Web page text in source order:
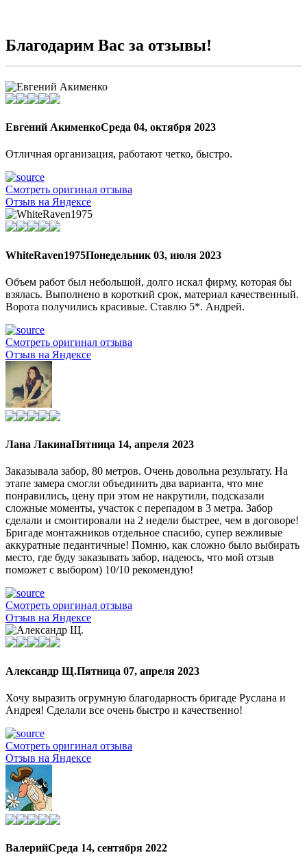
Благодарим Вас за отзывы!
Евгений АкименкоСреда 04, октября 2023
Отличная организация, работают четко, быстро.
Смотреть оригинал отзыва
Отзыв на Яндексе
WhiteRaven1975Понедельник 03, июля 2023
Объем работ был небольшой, долго искал фирму, которая бы
взялась. Выполнено в короткий срок, материал качественный.
Ворота получились красивые. Ставлю 5*. Андрей.
Смотреть оригинал отзыва
Отзыв на Яндексе
Лана ЛакинаПятница 14, апреля 2023
Заказывала забор, 80 метров. Очень довольна результату. На
этапе замера смогли объединить два варианта, что мне
понравились, цену при этом не накрутили, подсказали
сложные моменты, участок с перепадом в 3 метра. Забор
сделали и смонтировали на 2 недели быстрее, чем в договоре!
Бригаде монтажников отдельное спасибо, супер вежливые
аккуратные педантичные! Помню, как сложно было выбирать
место, где буду заказывать забор, надеюсь, что мой отзыв
поможет с выбором) 10/10 рекомендую!
Смотреть оригинал отзыва
Отзыв на Яндексе
Александр Щ.Пятница 07, апреля 2023
Хочу выразить огрумную благодарность бригаде Руслана и
Андрея! Сделали все очень быстро и качественно!
Смотреть оригинал отзыва
Отзыв на Яндексе
ВалерийСреда 14, сентября 2022